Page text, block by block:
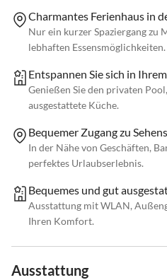
Charmantes Ferienhaus in
Nur ein kurzer Spaziergang zu
lebhaften Essensmöglichkeiten.
Entspannen Sie sich in
Genießen Sie den privaten
ausgestattete Küche.
Bequemer Zugang zu
In der Nähe von Geschäften,
perfektes Urlaubserlebnis.
Bequemes und gut
Ausstattung mit WLAN,
Ihren Komfort.
Ausstattung